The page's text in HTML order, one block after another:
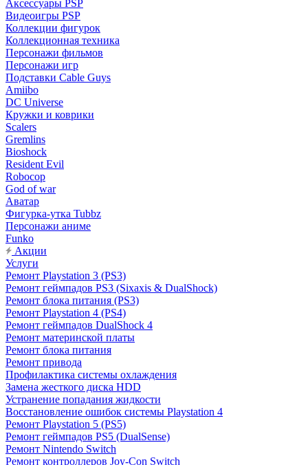
Аксессуары PSP
Видеоигры PSP
Коллекции фигурок
Коллекционная техника
Персонажи фильмов
Персонажи игр
Подставки Cable Guys
Amiibo
DC Universe
Кружки и коврики
Scalers
Gremlins
Bioshock
Resident Evil
Robocop
God of war
Аватар
Фигурка-утка Tubbz
Персонажи аниме
Funko
Акции
Услуги
Ремонт Playstation 3 (PS3)
Ремонт геймпадов PS3 (Sixaxis & DualShock)
Ремонт блока питания (PS3)
Ремонт Playstation 4 (PS4)
Ремонт геймпадов DualShock 4
Ремонт материнской платы
Ремонт блока питания
Ремонт привода
Профилактика системы охлаждения
Замена жесткого диска HDD
Устранение попадания жидкости
Восстановление ошибок системы Playstation 4
Ремонт Playstation 5 (PS5)
Ремонт геймпадов PS5 (DualSense)
Ремонт Nintendo Switch
Ремонт контроллеров Joy-Con Switch